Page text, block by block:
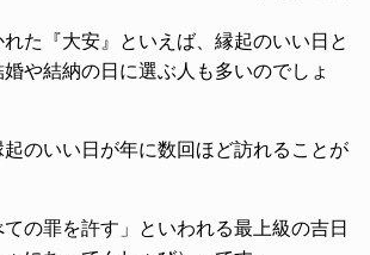
た『大安』といえば、縁起のいい日と
や結納の日に選ぶ人も多いのでしょ
起のいい日が年に数回ほど訪れることが
の罪を許す」といわれる最上級の吉日